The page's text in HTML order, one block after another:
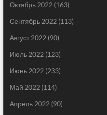
Октябрь 2022 (163)
Сентябрь 2022 (113)
Август 2022 (90)
Июль 2022 (123)
Июнь 2022 (233)
Май 2022 (114)
Апрель 2022 (90)